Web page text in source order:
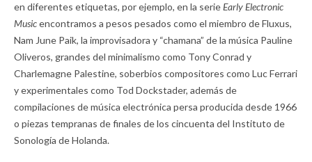
en diferentes etiquetas, por ejemplo, en la serieEarly Electronic
Musicencontramos a pesos pesados como el miembro de Fluxus,
Nam June Paik, la improvisadora y “chamana” de la música Pauline
Oliveros, grandes del minimalismo como Tony Conrad y
Charlemagne Palestine, soberbios compositores como Luc Ferrari
y experimentales como Tod Dockstader, además de
compilaciones de música electrónica persa producida desde 1966
o piezas tempranas de finales de los cincuenta del Instituto de
Sonología de Holanda.